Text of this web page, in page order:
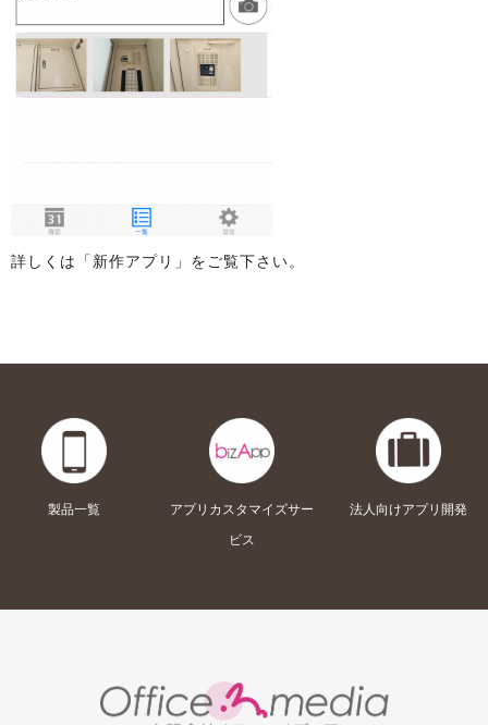
詳しくは「新作アプリ」をご覧下さい。
製品一覧
アプリカスタマイズサー
ビス
法人向けアプリ開発